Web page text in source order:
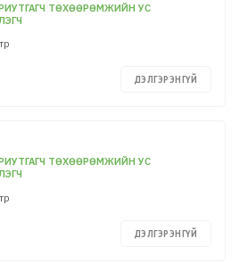
ТӨХӨӨРӨМЖИЙН УС
ДЭЛГЭРЭНГҮЙ
ТӨХӨӨРӨМЖИЙН УС
ДЭЛГЭРЭНГҮЙ